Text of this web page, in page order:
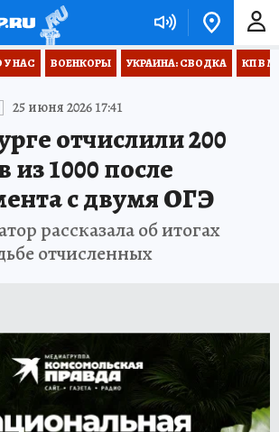
У НАС ВОЕНКОРЫ УКРАИНА: СВОДКА КП В
25 июня 2026 17:41
отчислили 200
из 1000 после
с двумя ОГЭ
рассказала об итогах
отчисленных